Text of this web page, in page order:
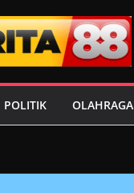
POLITIK OLAHRAGA